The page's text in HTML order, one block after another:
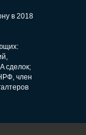
в 2018
сделок;
член